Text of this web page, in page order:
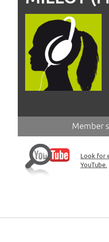
Member
Look for
YouTube.